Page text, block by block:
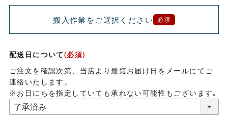
搬入作業をご選択ください 必須
配送日について(必須)
ご注文を確認次第、当店より最短お届け日をメールにてご
連絡いたします。
※お日にちを指定していても承れない可能性もございます｡